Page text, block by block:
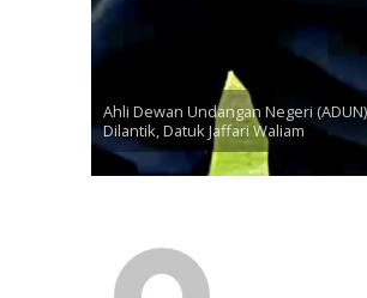
Ahli Dewan Undangan Negeri (ADUN)
Dilantik, Datuk Jaffari Waliam